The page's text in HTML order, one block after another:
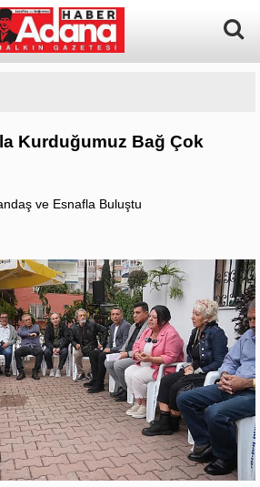
Kurduğumuz Bağ Çok
ve Esnafla Buluştu